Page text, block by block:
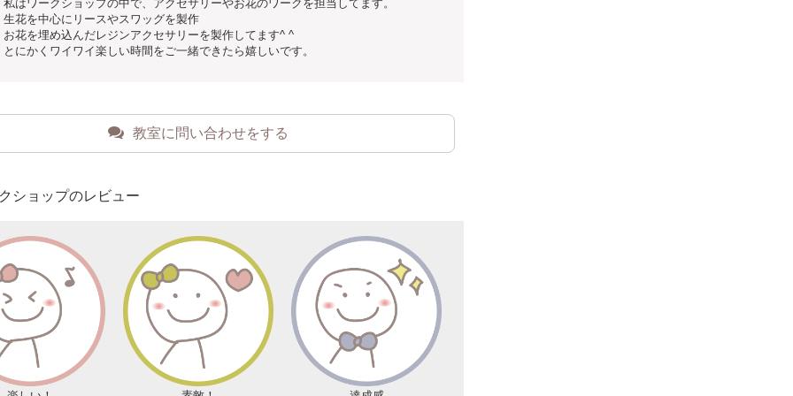
私はワークショップの中で、アクセサリーやお花のワークを担当してます。
生花を中心にリースやスワッグを製作
お花を埋め込んだレジンアクセサリーを製作してます^ ^
とにかくワイワイ楽しい時間をご一緒できたら嬉しいです。
教室に問い合わせをする
ショップのレビュー